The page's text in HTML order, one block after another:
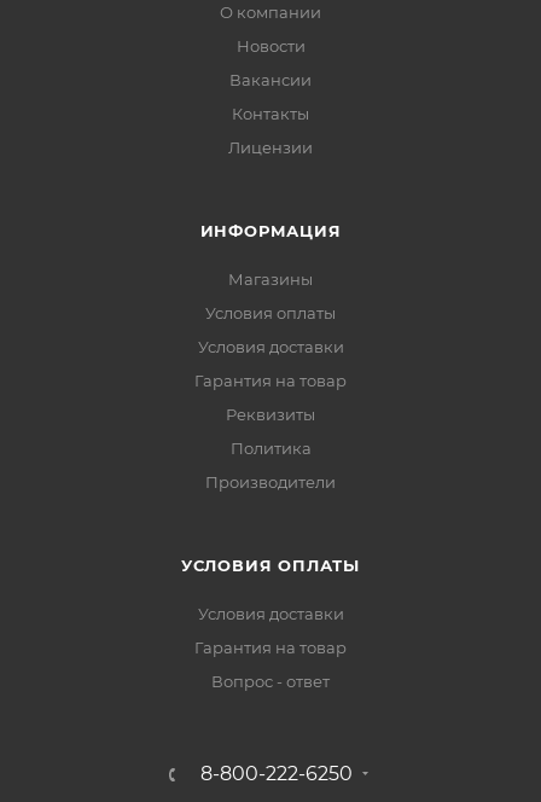
О компании
Новости
Вакансии
Контакты
Лицензии
ИНФОРМАЦИЯ
Магазины
Условия оплаты
Условия доставки
Гарантия на товар
Реквизиты
Политика
Производители
УСЛОВИЯ ОПЛАТЫ
Условия доставки
Гарантия на товар
Вопрос - ответ
8-800-222-6250